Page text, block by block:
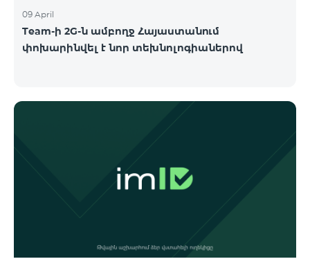
09 April
Team-ի 2G-ն ամբողջ Հայաստանում
փոխարինվել է նոր տեխնոլոգիաներով